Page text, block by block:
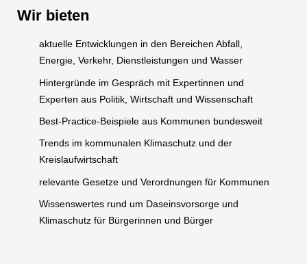
Wir bieten
aktuelle Entwicklungen in den Bereichen Abfall,
Energie, Verkehr, Dienstleistungen und Wasser
Hintergründe im Gespräch mit Expertinnen und
Experten aus Politik, Wirtschaft und Wissenschaft
Best-Practice-Beispiele aus Kommunen bundesweit
Trends im kommunalen Klimaschutz und der
Kreislaufwirtschaft
relevante Gesetze und Verordnungen für Kommunen
Wissenswertes rund um Daseinsvorsorge und
Klimaschutz für Bürgerinnen und Bürger